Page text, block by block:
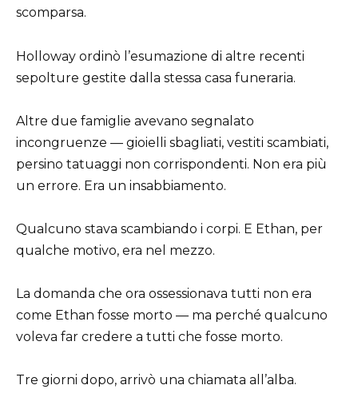
scomparsa.
Holloway ordinò l’esumazione di altre recenti
sepolture gestite dalla stessa casa funeraria.
Altre due famiglie avevano segnalato
incongruenze — gioielli sbagliati, vestiti scambiati,
persino tatuaggi non corrispondenti. Non era più
un errore. Era un insabbiamento.
Qualcuno stava scambiando i corpi. E Ethan, per
qualche motivo, era nel mezzo.
La domanda che ora ossessionava tutti non era
come Ethan fosse morto — ma perché qualcuno
voleva far credere a tutti che fosse morto.
Tre giorni dopo, arrivò una chiamata all’alba.